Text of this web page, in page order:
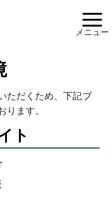
ただくため、下記ブ
ります。
ト